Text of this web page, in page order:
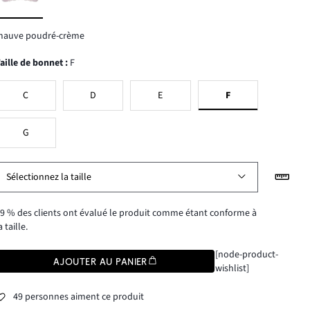
poudré-crème
Taille de bonnet : F
C D E F
G
Sélectionnez la taille
% des clients ont évalué le produit comme étant conforme à
taille.
AJOUTER AU PANIER
[node-product-
wishlist]
49 personnes aiment ce produit